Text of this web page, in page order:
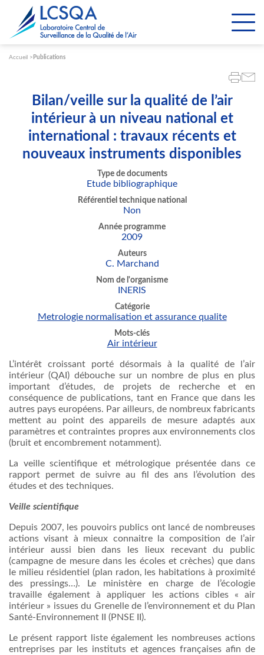
Accueil Publications
Bilan/veille sur la qualité de l’air
intérieur à un niveau national et
international : travaux récents et
nouveaux instruments disponibles
Type de documents
Etude bibliographique
Référentiel technique national
Non
Année programme
2009
Auteurs
C. Marchand
Nom de l'organisme
INERIS
Catégorie
Metrologie normalisation et assurance qualite
Mots-clés
Air intérieur
L’intérêt croissant porté désormais à laqualité de
l’air
intérieur (QAI ) débouche sur un nombre de plus en plus
important d’études, de projetsde rechercheet en
conséquence de publications, tant en France que dans les
autres pays européens. Par ailleurs, de nombreux fabricants
mettent au point des appareils de mesure adaptésaux
paramètres etcontraintes propresaux environnements clos
(bruit et encombrement notamment).
La veille scientifique et métrologique présentée dans ce
rapport permet desuivre au fil des ans l’évolution des
études et des techniques.
Veille scientifique
Depuis 2007, les pouvoirspublics ont lancé de nombreuses
actionsvisant à mieux connaitrela composition de
l’air
intérieur
aussi bien dans les lieux recevantdu public
(campagne de mesure dans les écolesetcrèches) que dans
le milieu résidentiel (plan radon, les habitationsà proximité
des pressings…). Le ministère en charge de
l’écologie
travaille
également à appliquer les actions cibles« air
intérieur » issues du Grenellede l’environnementet du Plan
Santé-Environnement II (PNSE II).
Le présentrapport liste également les nombreuses actions
entreprises par les instituts et agences françaises afin de
Paramétrer les cookies